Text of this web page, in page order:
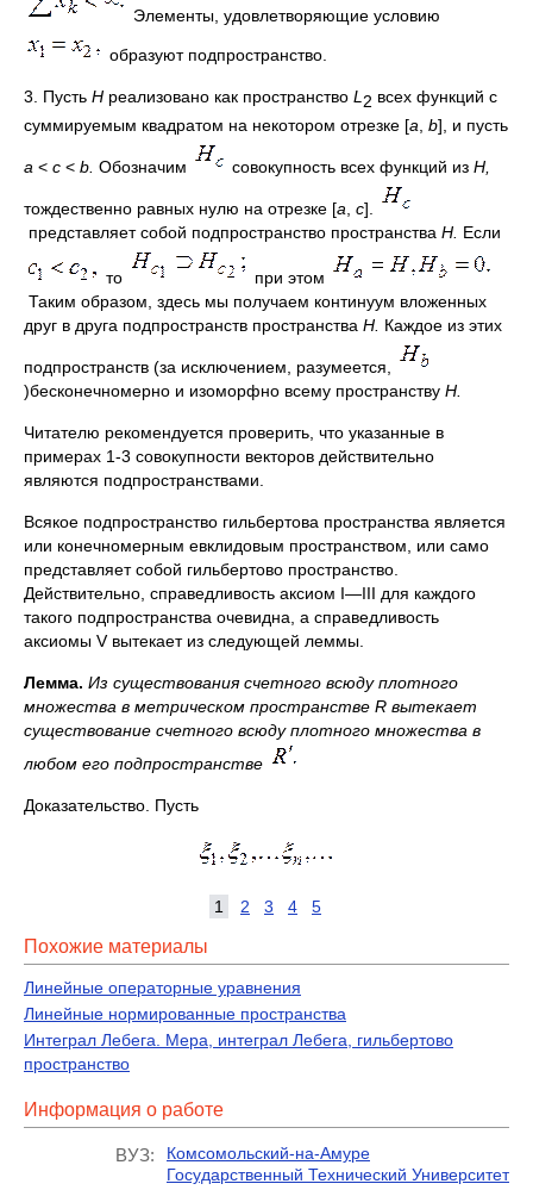
Элементы, удовлетворяющие условию
образуют подпространство.
3. Пусть Н реализовано как пространство L 2 всех функций с
суммируемым квадратом на некотором отрезке [а b], и пусть
а < с < b. Обозначим совокупность всех функций из Н,
тождественно равных нулю на отрезке [a с].
представляет собой подпространство пространства Н. Если
то
при этом
Таким образом, здесь мы получаем континуум вложенных
друг в друга подпространств пространства Н. Каждое из этих
подпространств (за исключением, разумеется,
)бесконечномерно и изоморфно всему пространству Н.
Читателю рекомендуется проверить, что указанные в
примерах 1-3 совокупности векторов действительно
являются подпространствами.
Всякое подпространство гильбертова пространства является
или конечномерным евклидовым пространством, или само
представляет собой гильбертово пространство.
Действительно, справедливость аксиом I—III для каждого
такого подпространства очевидна, а справедливость
аксиомы V вытекает из следующей леммы.
Лемма. Из существования счетного всюду плотного
множества в метрическом пространстве R вытекает
существование счетного всюду плотного множества в
любом его подпространстве
Доказательство. Пусть
1 2 3 4 5
Похожие материалы
Линейные операторные уравнения
Линейные нормированные пространства
Интеграл Лебега. Мера, интеграл Лебега, гильбертово
пространство
Информация о работе
ВУЗ:
Комсомольский-на-Амуре
Государственный Технический Университет